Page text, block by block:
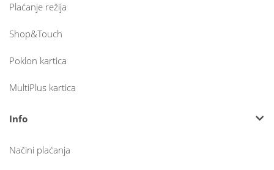
Plaćanje režija
Shop&Touch
Poklon kartica
MultiPlus kartica
Info
Načini plaćanja